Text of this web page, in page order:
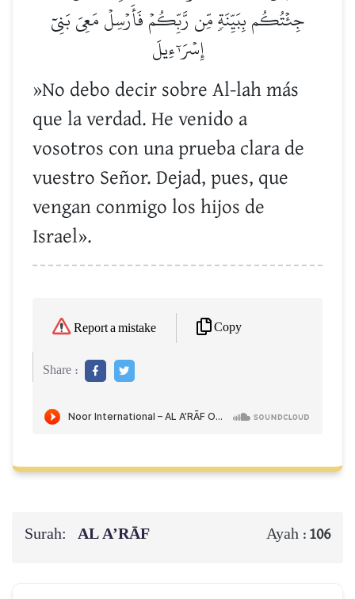
جِئۡتُكُم بِبَيِّنَةٖ مِّن رَّبِّكُمۡ فَأَرۡسِلۡ مَعِيَ بَنِيٓ
إِسۡرَـٰٓءِيلَ
»No debo decir sobre Al-lah más
que la verdad. He venido a
vosotros con una prueba clara de
vuestro Señor. Dejad, pues, que
vengan conmigo los hijos de
Israel».
Report a mistake Copy
Share :
Surah: AL A’RĀF Ayah : 106